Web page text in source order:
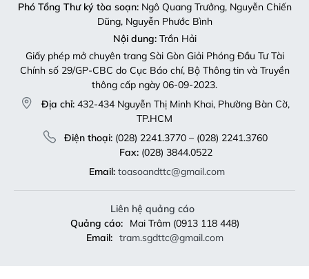
Phó Tổng Thư ký tòa soạn:Ngô Quang Trưởng, Nguyễn Chiến
Dũng, Nguyễn Phước Bình
Nội dung:Trần Hải
Giấy phép mở chuyên trang Sài Gòn Giải Phóng Đầu Tư Tài
Chính số 29/GP-CBC do Cục Báo chí, Bộ Thông tin và Truyền
thông cấp ngày 06-09-2023.
Địa chỉ: 432-434 Nguyễn Thị Minh Khai, Phường Bàn Cờ,
TP.HCM
Điện thoại:(028) 2241.3770 – (028) 2241.3760
Fax:(028) 3844.0522
Email: toasoandttc@gmail.com
Liên hệ quảng cáo
Quảng cáo:
Mai Trâm (0913 118 448)
Email: tram.sgdttc@gmail.com